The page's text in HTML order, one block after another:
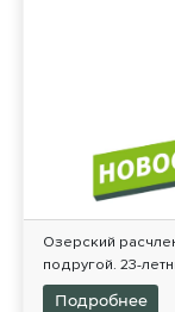
Озерский
подругой. 23-
Подробнее